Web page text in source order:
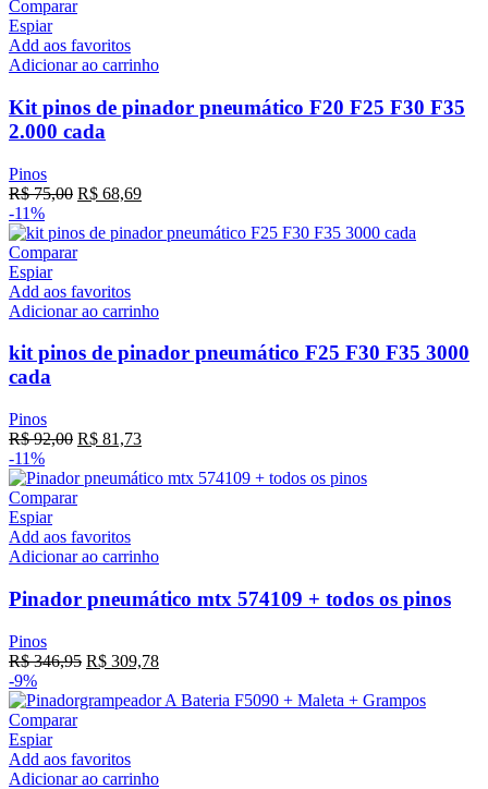
Comparar
Espiar
Add aos favoritos
Adicionar ao carrinho
Kit pinos de pinador pneumático F20 F25 F30 F35
2.000 cada
Pinos
R$75,00 R$ 68,69
-11%
Comparar
Espiar
Add aos favoritos
Adicionar ao carrinho
kit pinos de pinador pneumático F25 F30 F35 3000
cada
Pinos
R$92,00 R$ 81,73
-11%
Comparar
Espiar
Add aos favoritos
Adicionar ao carrinho
Pinador pneumático mtx 574109 + todos os pinos
Pinos
R$346,95 R$ 309,78
-9%
Comparar
Espiar
Add aos favoritos
Adicionar ao carrinho